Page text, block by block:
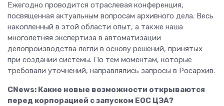
Ежегодно проводится отраслевая конференция,
посвященная актуальным вопросам архивного дела. Весь
накопленный в этой области опыт, а также наша
многолетняя экспертиза в автоматизации
делопроизводства легли в основу решений, принятых
при создании системы. По тем моментам, которые
требовали уточнений, направлялись запросы в Росархив.
CNews: Какие новые возможности открываются
перед корпорацией с запуском ЕОС ЦЭА?